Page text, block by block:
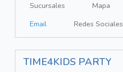
Sucursales Mapa
Email
Redes Sociales
TIME4KIDS PARTY